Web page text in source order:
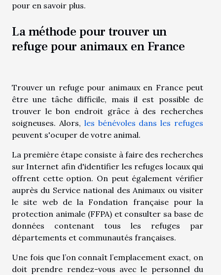
pour en savoir plus.
La méthode pour trouver un
refuge pour animaux en France
Trouver un refuge pour animaux en France peut
être une tâche difficile, mais il est possible de
trouver le bon endroit grâce à des recherches
soigneuses. Alors, les bénévoles dans les refuges
peuvent s'ocuper de votre animal.
La première étape consiste à faire des recherches
sur Internet afin d'identifier les refuges locaux qui
offrent cette option. On peut également vérifier
auprès du Service national des Animaux ou visiter
le site web de la Fondation française pour la
protection animale (FFPA) et consulter sa base de
données contenant tous les refuges par
départements et communautés françaises.
Une fois que l’on connaît l’emplacement exact, on
doit prendre rendez-vous avec le personnel du